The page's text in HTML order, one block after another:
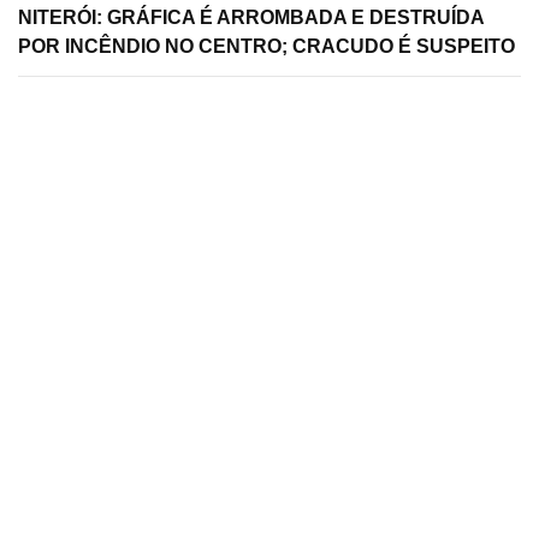
NITERÓI: GRÁFICA É ARROMBADA E DESTRUÍDA
POR INCÊNDIO NO CENTRO; CRACUDO É SUSPEITO